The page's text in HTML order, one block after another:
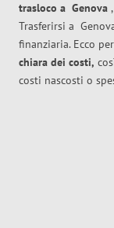
trasloco a Genova
Trasferirsi a
finanziaria. Ecco
chiara dei costi,
costi nascosti o